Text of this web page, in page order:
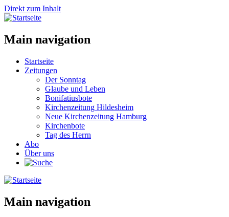
Direkt zum Inhalt
Main navigation
Startseite
Zeitungen
Der Sonntag
Glaube und Leben
Bonifatiusbote
Kirchenzeitung Hildesheim
Neue Kirchenzeitung Hamburg
Kirchenbote
Tag des Herrn
Abo
Über uns
Main navigation